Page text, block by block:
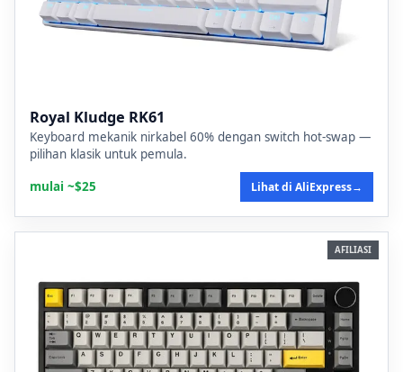
Royal Kludge RK61
Keyboard mekanik nirkabel 60% dengan switch hot-swap —
pilihan klasik untuk pemula.
mulai ~$25
Lihat di AliExpress→
AFILIASI